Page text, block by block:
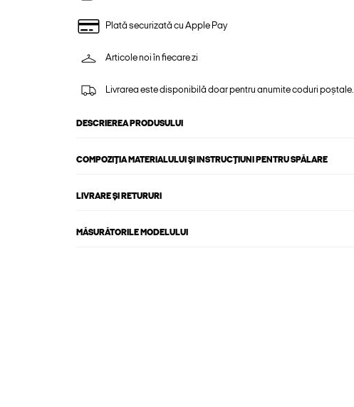
Plată securizată cu Apple Pay
Articole noi în fiecare zi
Livrarea este disponibilă doar pentru anumite coduri poștale.
DESCRIEREA PRODUSULUI
COMPOZIȚIA MATERIALULUI ȘI INSTRUCȚIUNI PENTRU SPĂLARE
LIVRARE ȘI RETURURI
MĂSURĂTORILE MODELULUI